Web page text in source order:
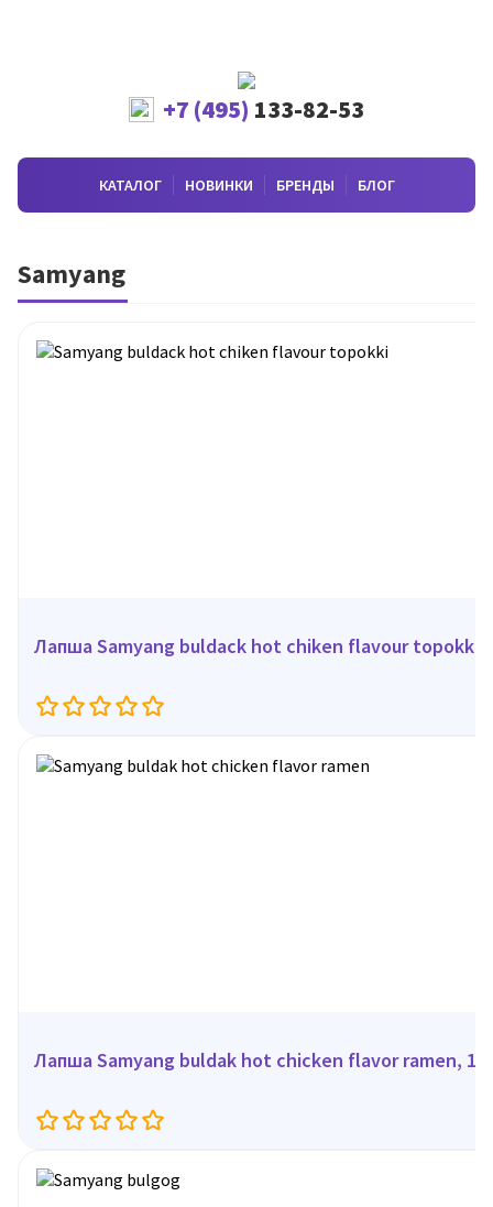
+7 (495) 133-82-53
КАТАЛОГ НОВИНКИ БРЕНДЫ БЛОГ
Samyang
Лапша Samyang buldack hot chiken flavour
Лапша Samyang buldak hot chicken flavor ramen,